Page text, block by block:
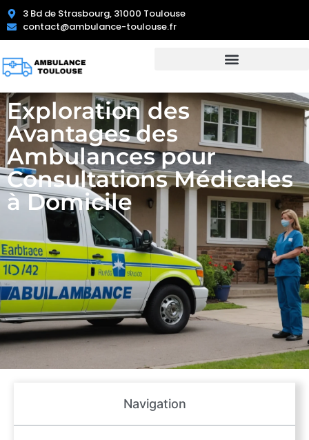
3 Bd de Strasbourg, 31000 Toulouse
contact@ambulance-toulouse.fr
Exploration des
Avantages des
Ambulances pour
Consultations Médicales
à Domicile
Navigation